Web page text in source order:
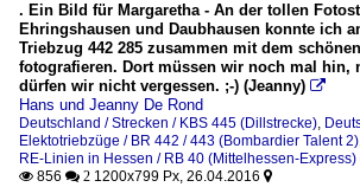
. Ein Bild für Margaretha - An der tollen
Ehringshausen und Daubhausen konnte ich
Triebzug 442 285 zusammen mit dem
fotografieren. Dort müssen wir noch mal hin,
dürfen wir nicht vergessen. ;-) (Jeanny) 
Hans und Jeanny De Rond
Deutschland / Strecken / KBS 445 (Dillstrecke),
Elektotriebzüge / BR 442 / 443 (Bombardier Talent 2)
RE-Linien in Hessen / RB 40 (Mittelhessen-Express)
 856  2 1200x799 Px, 26.04.2016 